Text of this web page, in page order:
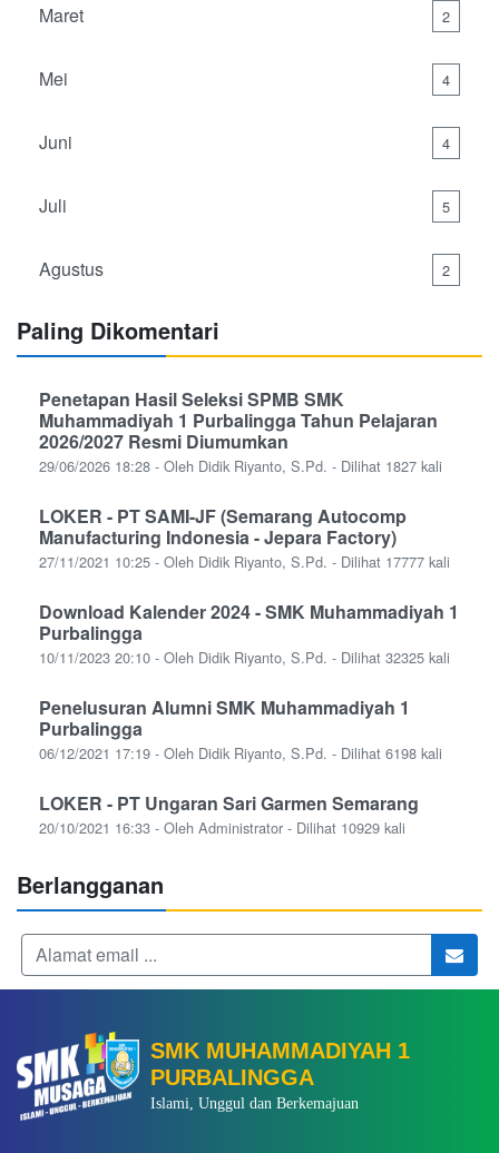
Maret 2
Mei 4
Juni 4
Juli 5
Agustus 2
Paling Dikomentari
Penetapan Hasil Seleksi SPMB SMK
Muhammadiyah 1 Purbalingga Tahun Pelajaran
2026/2027 Resmi Diumumkan
29/06/2026 18:28 - Oleh Didik Riyanto, S.Pd. - Dilihat 1827 kali
LOKER - PT SAMI-JF (Semarang Autocomp
Manufacturing Indonesia - Jepara Factory)
27/11/2021 10:25 - Oleh Didik Riyanto, S.Pd. - Dilihat 17777 kali
Download Kalender 2024 - SMK Muhammadiyah 1
Purbalingga
10/11/2023 20:10 - Oleh Didik Riyanto, S.Pd. - Dilihat 32325 kali
Penelusuran Alumni SMK Muhammadiyah 1
Purbalingga
06/12/2021 17:19 - Oleh Didik Riyanto, S.Pd. - Dilihat 6198 kali
LOKER - PT Ungaran Sari Garmen Semarang
20/10/2021 16:33 - Oleh Administrator - Dilihat 10929 kali
Berlangganan
SMK MUHAMMADIYAH 1
PURBALINGGA
Islami, Unggul dan Berkemajuan